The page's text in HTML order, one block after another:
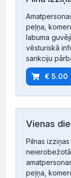
peļņa,
labuma
vēsturiskā
sankciju
€ 5.00
Vienas
Pilnas
peļņa,